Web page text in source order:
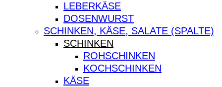
LEBERKÄSE
DOSENWURST
SCHINKEN, KÄSE, SALATE (SPALTE)
SCHINKEN
ROHSCHINKEN
KOCHSCHINKEN
KÄSE